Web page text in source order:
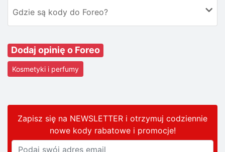
Gdzie są kody do Foreo?
Dodaj opinię o Foreo
Kosmetyki i perfumy
Zapisz się na NEWSLETTER i otrzymuj codziennie
nowe kody rabatowei promocje!